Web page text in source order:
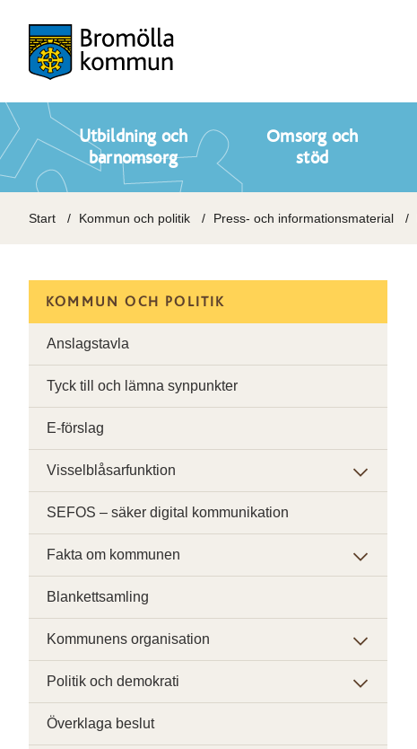
Utbildning och
barnomsorg
Omsorg och
stöd
Start Kommun och politik Press- och informationsmaterial
KOMMUN OCH POLITIK
Anslagstavla
Tyck till och lämna synpunkter
E-förslag
Visselblåsarfunktion
SEFOS – säker digital kommunikation
Fakta om kommunen
Blankettsamling
Kommunens organisation
Politik och demokrati
Överklaga beslut